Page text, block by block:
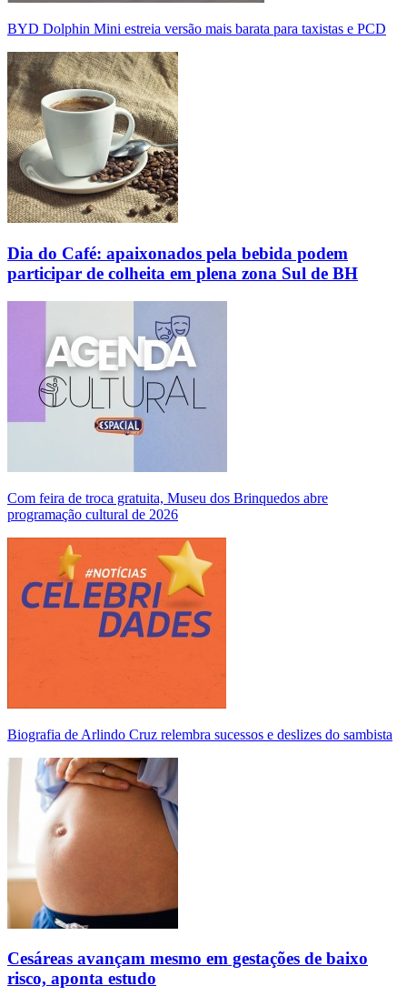
BYD Dolphin Mini estreia versão mais barata para taxistas e PCD
Dia do Café: apaixonados pela bebida podem
participar de colheita em plena zona Sul de BH
Com feira de troca gratuita, Museu dos Brinquedos abre
programação cultural de 2026
Biografia de Arlindo Cruz relembra sucessos e deslizes do sambista
Cesáreas avançam mesmo em gestações de baixo
risco, aponta estudo